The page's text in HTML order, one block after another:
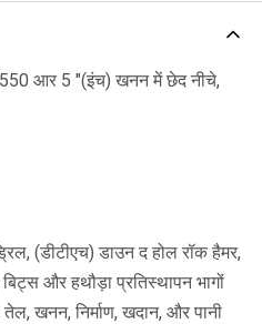
आर 5 "(इंच) खनन में छेद नीचे,
(डीटीएच) डाउन द होल रॉक हैमर,
और हथौड़ा प्रतिस्थापन भागों
खनन, निर्माण, खदान, और पानी